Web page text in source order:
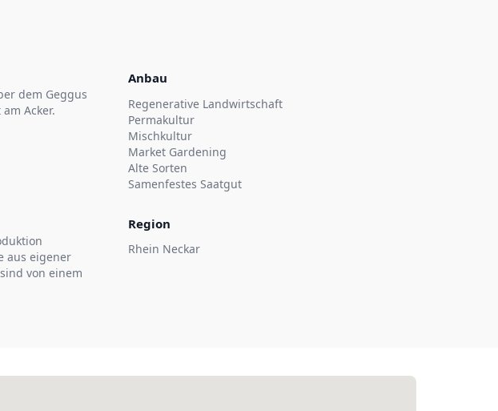
dem Geggus
Acker.
aus eigener
von einem
Anbau
Regenerative Landwirtschaft
Permakultur
Mischkultur
Market Gardening
Alte Sorten
Samenfestes Saatgut
Region
Rhein Neckar